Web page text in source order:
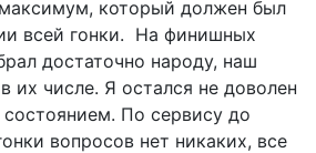
который должен был
всей гонки. На финишных
достаточно народу, наш
их числе. Я остался не доволен
состоянием. По сервису до
вопросов нет никаких, все